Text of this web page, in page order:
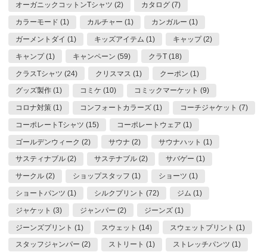
オーガニックコットンTシャツ (2) カタログ (7)
カラーモード (1) カルチャー (1) カンガルー (1)
ガーメントダイ (1) キッズアイテム (1) キャップ (2)
キャンプ (1) キャンペーン (59) クラT (18)
クラスTシャツ (24) クリスマス (1) クーポン (1)
グッズ製作 (1) コミケ (10) コミックマーケット (9)
コロナ対策 (1) コンフォートカラーズ (1) コーチジャケット (7)
コーポレートTシャツ (15) コーポレートウェア (1)
ゴールデンウィーク (2) サウナ (2) サウナハット (1)
サスティナブル (2) サステナブル (2) サバゲー (1)
サークル (2) ショップスタッフ (1) ショーツ (1)
ショートパンツ (1) シルクプリント (72) ジム (1)
ジャケット (3) ジャンパー (2) ジーンズ (1)
ジーンズプリント (1) スウェット (14) スウェットプリント (1)
スタッフジャンパー (2) ストリート (1) ストレッチパンツ (1)